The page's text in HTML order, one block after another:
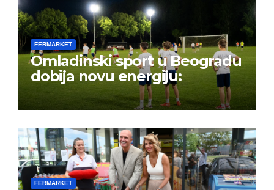
FERMARKET
Omladinski sport u Beogradu
dobija novu energiju:
FERMARKET